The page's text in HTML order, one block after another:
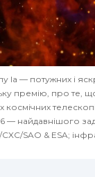
Ia — потужних і
премію, про те,
космічних
— найдавнішого
SAO & ESA;